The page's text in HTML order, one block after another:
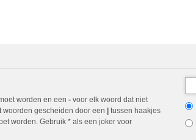
worden en een - voor elk woord dat niet
woorden gescheiden door een
tussen haakjes
worden. Gebruik * als een joker voor